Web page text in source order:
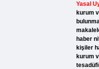
Yasal
kurum
haber
kişiler
kurum